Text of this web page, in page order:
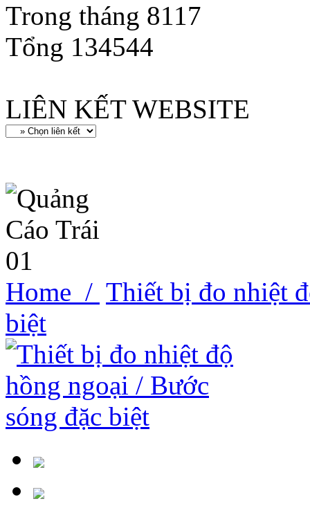
Trong tháng 8117
Tổng 134544
LIÊN KẾT WEBSITE
Home / Thiết bị đo nhiệt
biệt